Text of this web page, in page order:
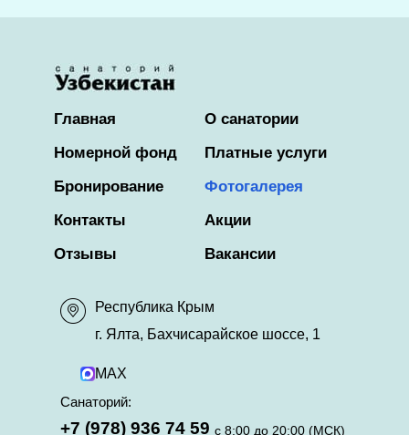
Главная
О санатории
Номерной фонд
Платные услуги
Бронирование
Фотогалерея
Контакты
Акции
Отзывы
Вакансии
Республика Крым
г. Ялта, Бахчисарайское шоссе, 1
MAX
Санаторий:
+7 (978) 936 74 59 с 8:00 до 20:00 (МСК)